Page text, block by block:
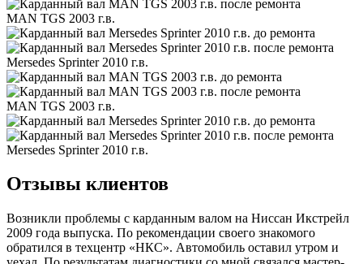
MAN TGS 2003 г.в.
Mersedes Sprinter 2010 г.в.
MAN TGS 2003 г.в.
Mersedes Sprinter 2010 г.в.
Отзывы клиентов
Возникли проблемы с карданным валом на Ниссан Икстрейл
2009 года выпуска. По рекомендации своего знакомого
обратился в техцентр «НКС». Автомобиль оставил утром и